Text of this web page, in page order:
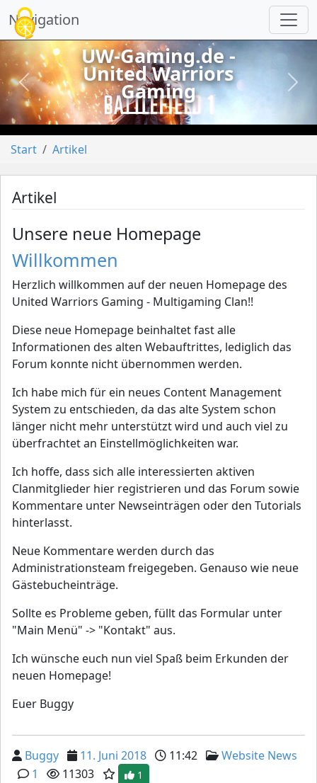
Navigation
vorheriges
UW-Gaming.de -
United Warriors
Gaming
Start Artikel
Artikel
Unsere neue Homepage
Willkommen
Herzlich willkommen auf der neuen Homepage des
United Warriors Gaming - Multigaming Clan!!
Diese neue Homepage beinhaltet fast alle
Informationen des alten Webauftrittes, lediglich das
Forum konnte nicht übernommen werden.
Ich habe mich für ein neues Content Management
System zu entschieden, da das alte System schon
länger nicht mehr unterstützt wird und auch viel zu
überfrachtet an Einstellmöglichkeiten war.
Ich hoffe, dass sich alle interessierten aktiven
Clanmitglieder hier registrieren und das Forum sowie
Kommentare unter Newseinträgen oder den Tutorials
hinterlasst.
Neue Kommentare werden durch das
Administrationsteam freigegeben. Genauso wie neue
Gästebucheinträge.
Sollte es Probleme geben, füllt das Formular unter
"Main Menü" -> "Kontakt" aus.
Ich wünsche euch nun viel Spaß beim Erkunden der
neuen Homepage!
Euer Buggy
Buggy 11. Juni 2018 11:42
Website News
1
11303 1
Cookie-Einstellungen